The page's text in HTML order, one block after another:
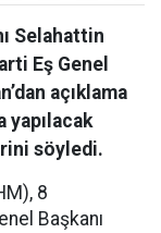
Selahattin
Eş Genel
açıklama
söyledi.
8
Başkanı